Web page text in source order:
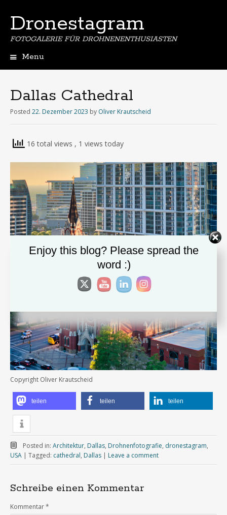
Dronestagram
FOTOGALERIE FÜR DROHNENENTHUSIASTEN
Menu
Dallas Cathedral
Posted 22. Dezember 2023 by Oliver Krautscheid
16 total views , 1 views today
Copyright Oliver Krautscheid
teilen teilen teilen
Posted in: Architektur, Dallas, Drohnenfotografie, dronestagram,
USA | Tagged: cathedral, Dallas | Leave a comment
Schreibe einen Kommentar
Kommentar*
Enjoy this blog? Please spread the
word :)